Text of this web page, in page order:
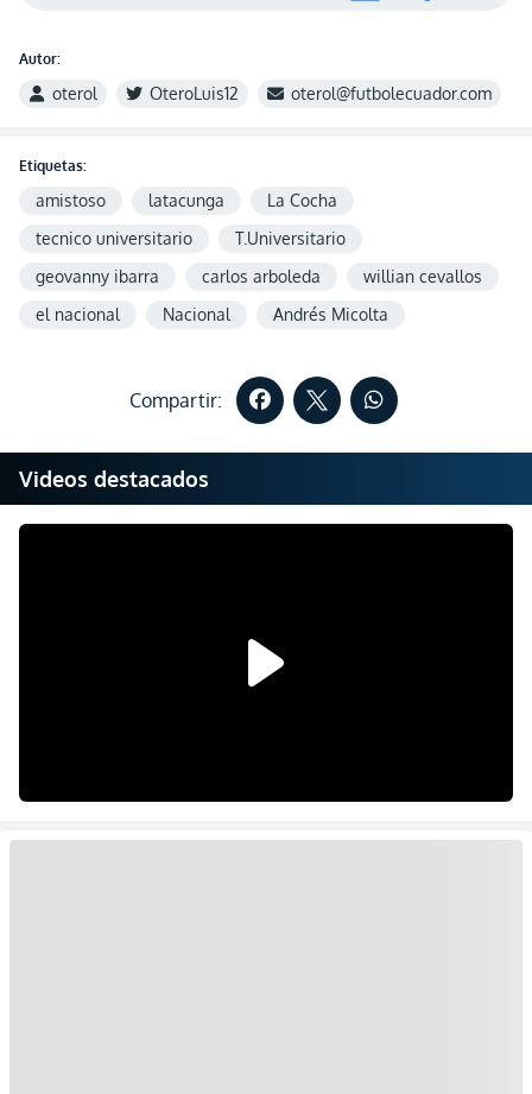
Autor:
oterol OteroLuis12 oterol@futbolecuador.com
Etiquetas:
amistoso latacunga
La Cocha
tecnico universitario
T.Universitario
geovanny ibarra
carlos arboleda
willian cevallos
el nacional
Nacional Andrés Micolta
Compartir:
Videos destacados